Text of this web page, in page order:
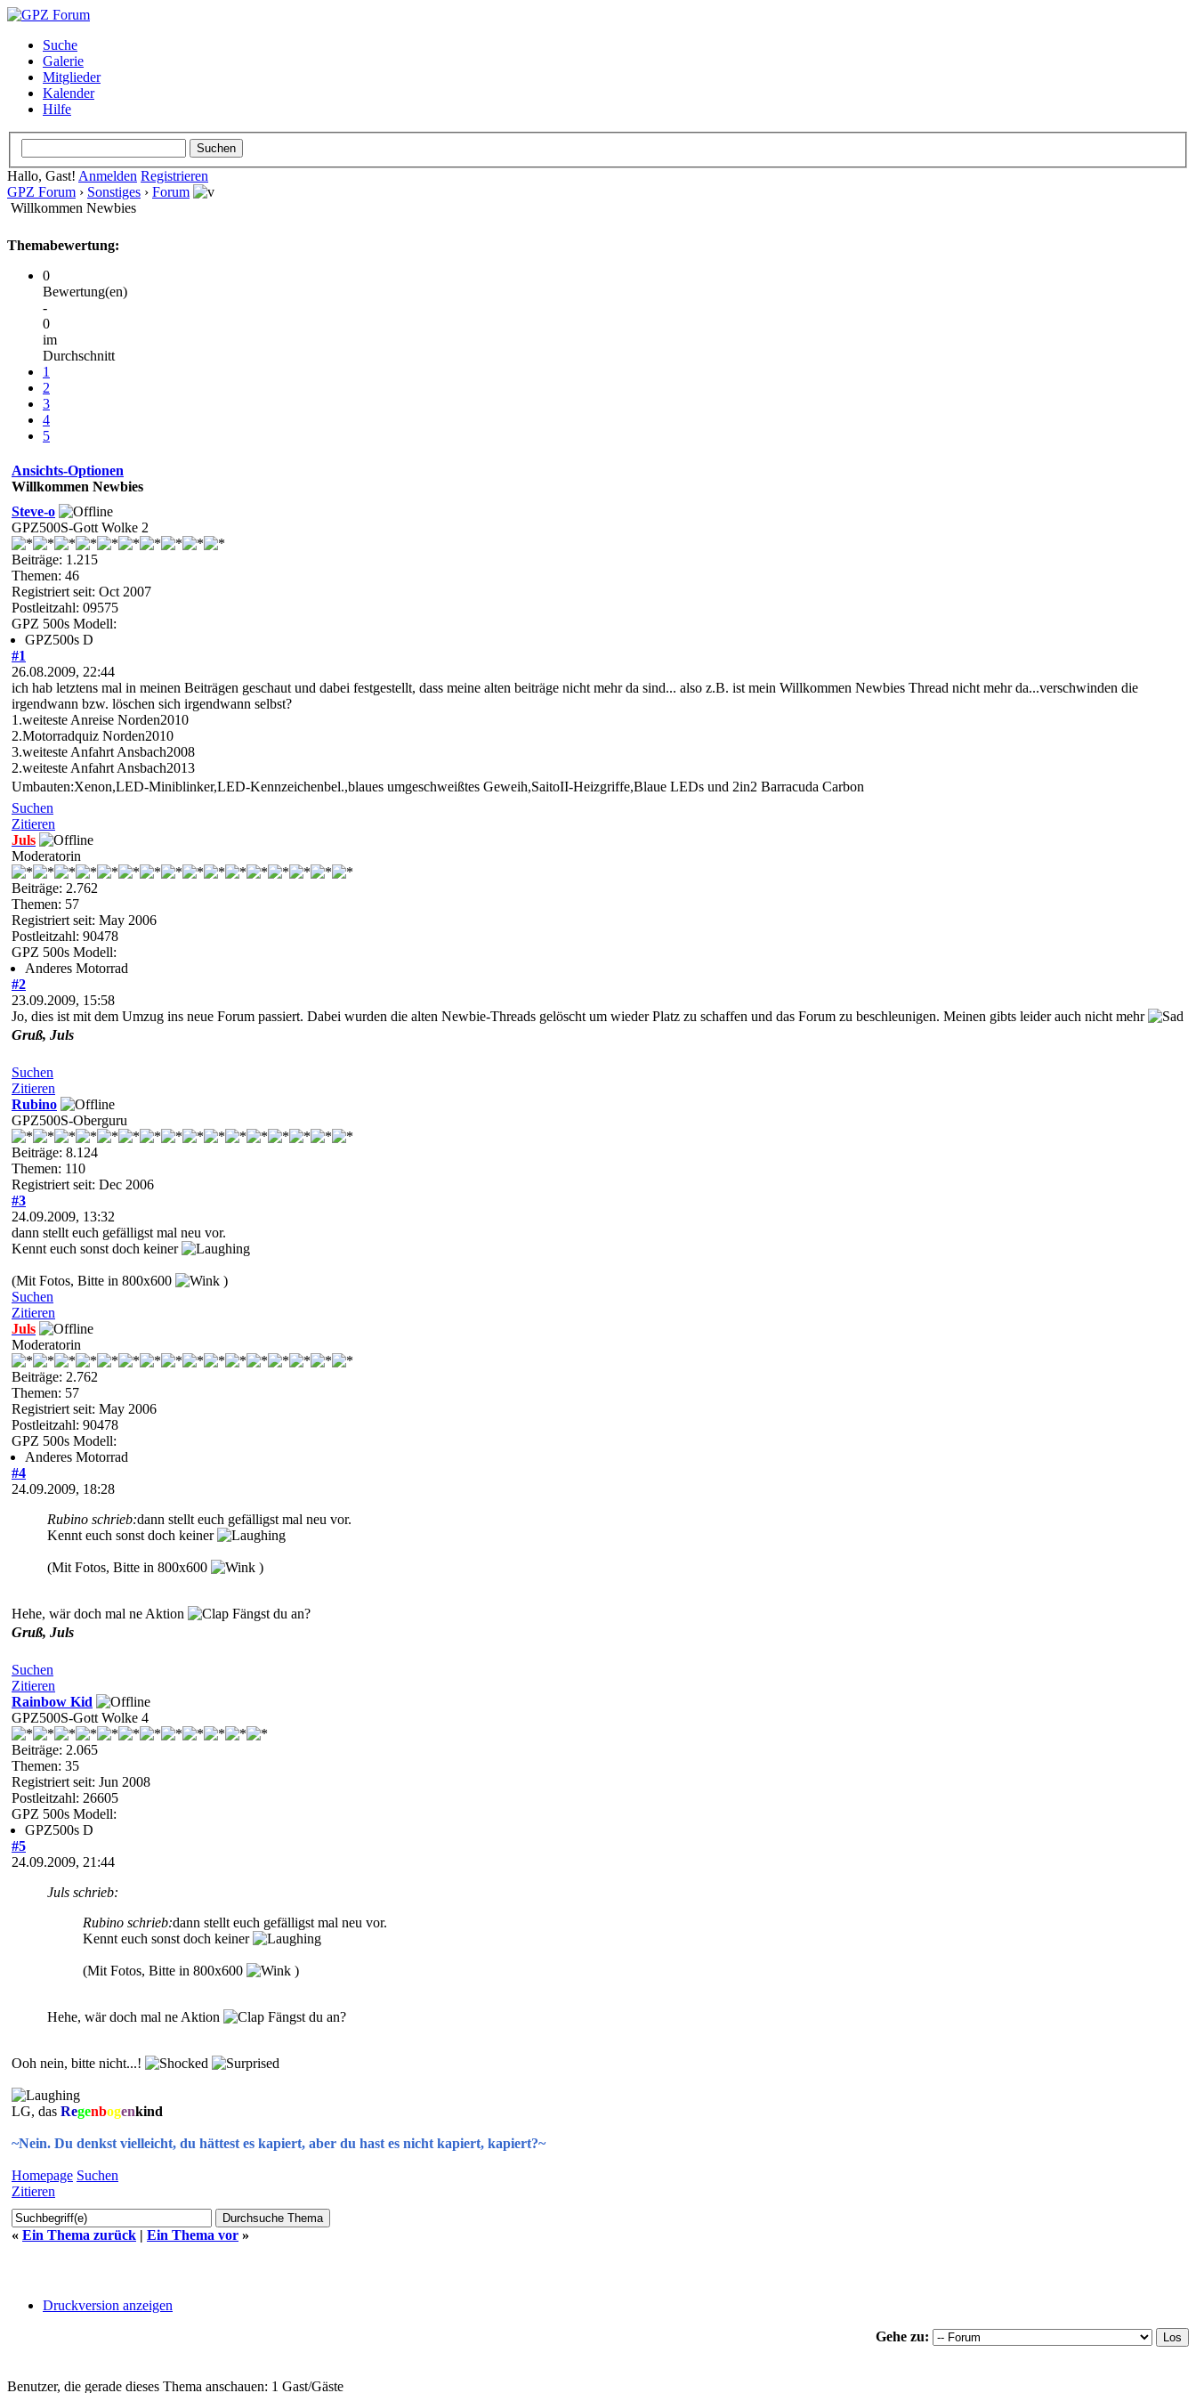
Suche
Galerie
Mitglieder
Kalender
Hilfe
Hallo, Gast! Anmelden Registrieren
GPZ Forum › Sonstiges › Forum
Willkommen Newbies
Themabewertung:
0
Bewertung(en)
-
0
im
Durchschnitt
1
2
3
4
5
Ansichts-Optionen
Willkommen Newbies
Steve-o
GPZ500S-Gott Wolke 2
Beiträge: 1.215
Themen: 46
Registriert seit: Oct 2007
Postleitzahl: 09575
GPZ 500s Modell:
GPZ500s D
#1
26.08.2009, 22:44
ich hab letztens mal in meinen Beiträgen geschaut und dabei festgestellt, dass meine alten beiträge nicht mehr da sind... also z.B. ist mein Willkommen Newbies Thread nicht mehr da...verschwinden die
irgendwann bzw. löschen sich irgendwann selbst?
1.weiteste Anreise Norden2010
2.Motorradquiz Norden2010
3.weiteste Anfahrt Ansbach2008
2.weiteste Anfahrt Ansbach2013
Umbauten:Xenon,LED-Miniblinker,LED-Kennzeichenbel.,blaues umgeschweißtes Geweih,SaitoII-Heizgriffe,Blaue LEDs und 2in2 Barracuda Carbon
Suchen
Zitieren
Juls
Moderatorin
Beiträge: 2.762
Themen: 57
Registriert seit: May 2006
Postleitzahl: 90478
GPZ 500s Modell:
Anderes Motorrad
#2
23.09.2009, 15:58
Jo, dies ist mit dem Umzug ins neue Forum passiert. Dabei wurden die alten Newbie-Threads gelöscht um wieder Platz zu schaffen und das Forum zu beschleunigen. Meinen gibts leider auch nicht mehr
Gruß, Juls
Suchen
Zitieren
Rubino
GPZ500S-Oberguru
Beiträge: 8.124
Themen: 110
Registriert seit: Dec 2006
#3
24.09.2009, 13:32
dann stellt euch gefälligst mal neu vor.
Kennt euch sonst doch keiner
(Mit Fotos, Bitte in 800x600
)
Suchen
Zitieren
Juls
Moderatorin
Beiträge: 2.762
Themen: 57
Registriert seit: May 2006
Postleitzahl: 90478
GPZ 500s Modell:
Anderes Motorrad
#4
24.09.2009, 18:28
Rubino schrieb:dann stellt euch gefälligst mal neu vor.
Kennt euch sonst doch keiner
(Mit Fotos, Bitte in 800x600 )
Hehe, wär doch mal ne Aktion
Fängst du an?
Gruß, Juls
Suchen
Zitieren
Rainbow Kid
GPZ500S-Gott Wolke 4
Beiträge: 2.065
Themen: 35
Registriert seit: Jun 2008
Postleitzahl: 26605
GPZ 500s Modell:
GPZ500s D
#5
24.09.2009, 21:44
Juls schrieb:
Rubino schrieb:dann stellt euch gefälligst mal neu vor.
Kennt euch sonst doch keiner
(Mit Fotos, Bitte in 800x600 )
Hehe, wär doch mal ne Aktion Fängst du an?
Ooh nein, bitte nicht...!
LG, das Regenbogenkind
~Nein. Du denkst vielleicht, du hättest es kapiert, aber du hast es nicht kapiert, kapiert?~
Homepage Suchen
Zitieren
« Ein Thema zurück | Ein Thema vor »
Druckversion anzeigen
Gehe zu:
Benutzer, die gerade dieses Thema anschauen: 1 Gast/Gäste